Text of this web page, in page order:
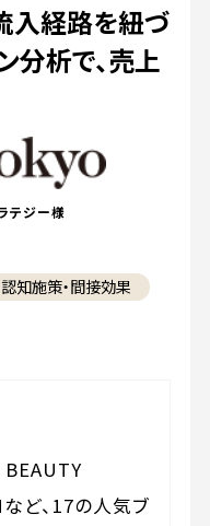
入経路を紐づ
分析で、売上
テジー様
認知施策・間接効果
ど、17の人気ブ